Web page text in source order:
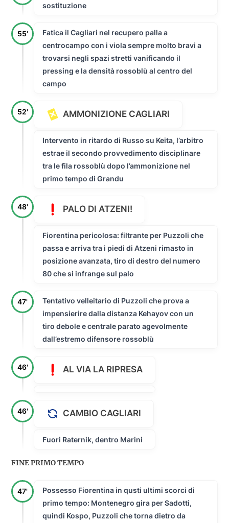
sostituzione
55'
Fatica il Cagliari nel recupero palla a
centrocampo con i viola sempre molto bravi a
trovarsi negli spazi stretti vanificando il
pressing e la densità rossoblù al centro del
campo
52' AMMONIZIONE CAGLIARI
Intervento in ritardo di Russo su Keita, l’arbitro
estrae il secondo provvedimento disciplinare
tra le fila rossoblù dopo l’ammonizione nel
primo tempo di Grandu
48' PALO DI ATZENI!
Fiorentina pericolosa: filtrante per Puzzoli che
passa e arriva tra i piedi di Atzeni rimasto in
posizione avanzata, tiro di destro del numero
80 che si infrange sul palo
47'
Tentativo velleitario di Puzzoli che prova a
impensierire dalla distanza Kehayov con un
tiro debole e centrale parato agevolmente
dall’estremo difensore rossoblù
46' AL VIA LA RIPRESA
46' CAMBIO CAGLIARI
Fuori Raternik, dentro Marini
FINE PRIMO TEMPO
47'
Possesso Fiorentina in qusti ultimi scorci di
primo tempo: Montenegro gira per Sadotti,
quindi Kospo, Puzzoli che torna dietro da